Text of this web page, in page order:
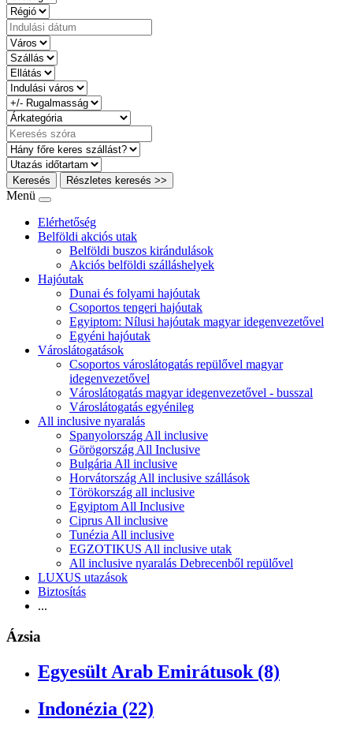
Keresés Részletes keresés >>
Menü
Elérhetőség
Belföldi akciós utak
Belföldi buszos kirándulások
Akciós belföldi szálláshelyek
Hajóutak
Dunai és folyami hajóutak
Csoportos tengeri hajóutak
Egyiptom: Nílusi hajóutak magyar idegenvezetővel
Egyéni hajóutak
Városlátogatások
Csoportos városlátogatás repülővel magyar
idegenvezetővel
Városlátogatás magyar idegenvezetővel - busszal
Városlátogatás egyénileg
All inclusive nyaralás
Spanyolország All inclusive
Görögország All Inclusive
Bulgária All inclusive
Horvátország All inclusive szállások
Törökország all inclusive
Egyiptom All Inclusive
Ciprus All inclusive
Tunézia All inclusive
EGZOTIKUS All inclusive utak
All inclusive nyaralás Debrecenből repülővel
LUXUS utazások
Biztosítás
...
Ázsia
Egyesült Arab Emirátusok (8)
Indonézia (22)